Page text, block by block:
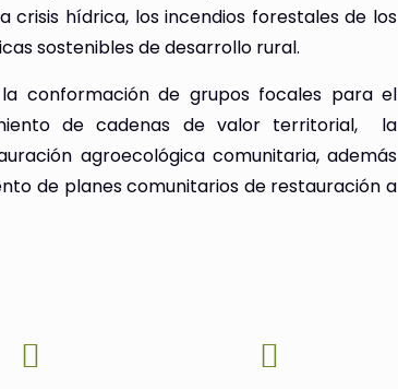
hídrica, los incendios forestales de los
sostenibles de desarrollo rural.
conformación de grupos focales para el
de cadenas de valor territorial, la
agroecológica comunitaria, además
de planes comunitarios de restauración a